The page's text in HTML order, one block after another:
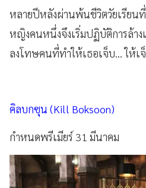
หลายปีหลังผ่านพ้นชีวิตวัยเรียน
หญิงคนหนึ่งจึงเริ่มปฏิบัติการล้า
ลงโทษคนที่ทำให้เธอเจ็บ... ให้เ
คิลบกซุน (Kill Boksoon)
กำหนดพรีเมียร์ 31 มีนาคม